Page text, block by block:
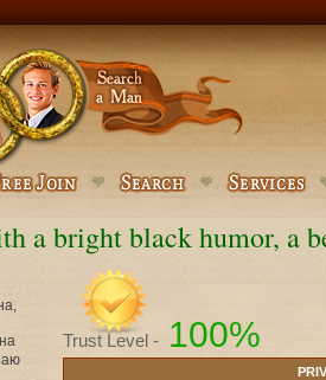
a bright black humor, a
Trust Level - 100%